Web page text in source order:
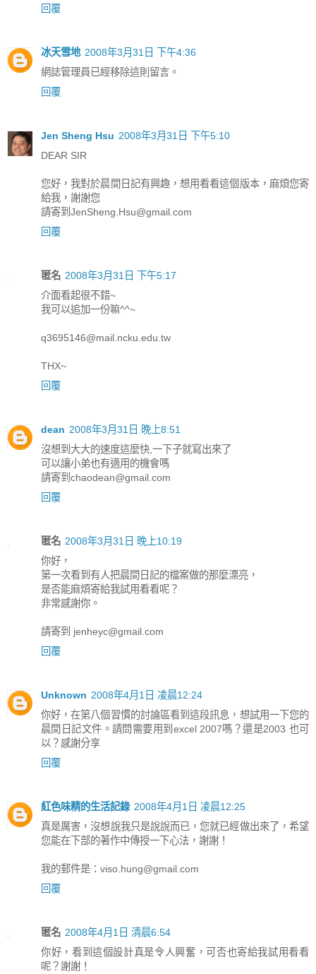
回覆
冰天雪地 2008年3月31日 下午4:36
網誌管理員已經移除這則留言。
回覆
Jen Sheng Hsu 2008年3月31日 下午5:10
DEAR SIR
您好，我對於晨間日記有興趣，想用看看這個版本，麻煩您寄
給我，謝謝您
請寄到JenSheng.Hsu@gmail.com
回覆
匿名 2008年3月31日 下午5:17
介面看起很不錯~
我可以追加一份嘛^^~
q3695146@mail.ncku.edu.tw
THX~
回覆
dean 2008年3月31日 晚上8:51
沒想到大大的速度這麼快,一下子就寫出來了
可以讓小弟也有適用的機會嗎
請寄到chaodean@gmail.com
回覆
匿名 2008年3月31日 晚上10:19
你好，
第一次看到有人把晨間日記的檔案做的那麼漂亮，
是否能麻煩寄給我試用看看呢？
非常感謝你。
請寄到 jenheyc@gmail.com
回覆
Unknown 2008年4月1日 凌晨12:24
你好，在第八個習慣的討論區看到這段訊息，想試用一下您的
晨間日記文件。請問需要用到excel 2007嗎？還是2003 也可
以？感謝分享
回覆
紅色味精的生活記錄 2008年4月1日 凌晨12:25
真是厲害，沒想說我只是說說而已，您就已經做出來了，希望
您能在下部的著作中傳授一下心法，謝謝！
我的郵件是：viso.hung@gmail.com
回覆
匿名 2008年4月1日 清晨6:54
你好，看到這個設計真是令人興奮，可否也寄給我試用看看
呢？謝謝！